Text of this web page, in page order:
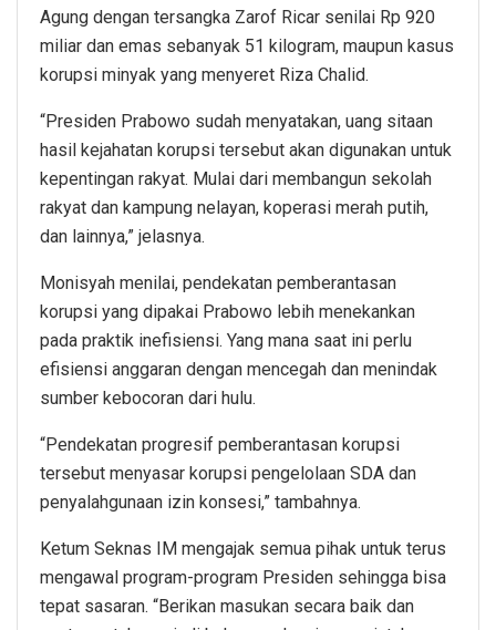
Agung dengan tersangka Zarof Ricar senilai Rp 920
miliar dan emas sebanyak 51 kilogram, maupun kasus
korupsi minyak yang menyeret Riza Chalid.
“Presiden Prabowo sudah menyatakan, uang sitaan
hasil kejahatan korupsi tersebut akan digunakan untuk
kepentingan rakyat. Mulai dari membangun sekolah
rakyat dan kampung nelayan, koperasi merah putih,
dan lainnya,” jelasnya.
Monisyah menilai, pendekatan pemberantasan
korupsi yang dipakai Prabowo lebih menekankan
pada praktik inefisiensi. Yang mana saat ini perlu
efisiensi anggaran dengan mencegah dan menindak
sumber kebocoran dari hulu.
“Pendekatan progresif pemberantasan korupsi
tersebut menyasar korupsi pengelolaan SDA dan
penyalahgunaan izin konsesi,” tambahnya.
Ketum Seknas IM mengajak semua pihak untuk terus
mengawal program-program Presiden sehingga bisa
tepat sasaran. “Berikan masukan secara baik dan